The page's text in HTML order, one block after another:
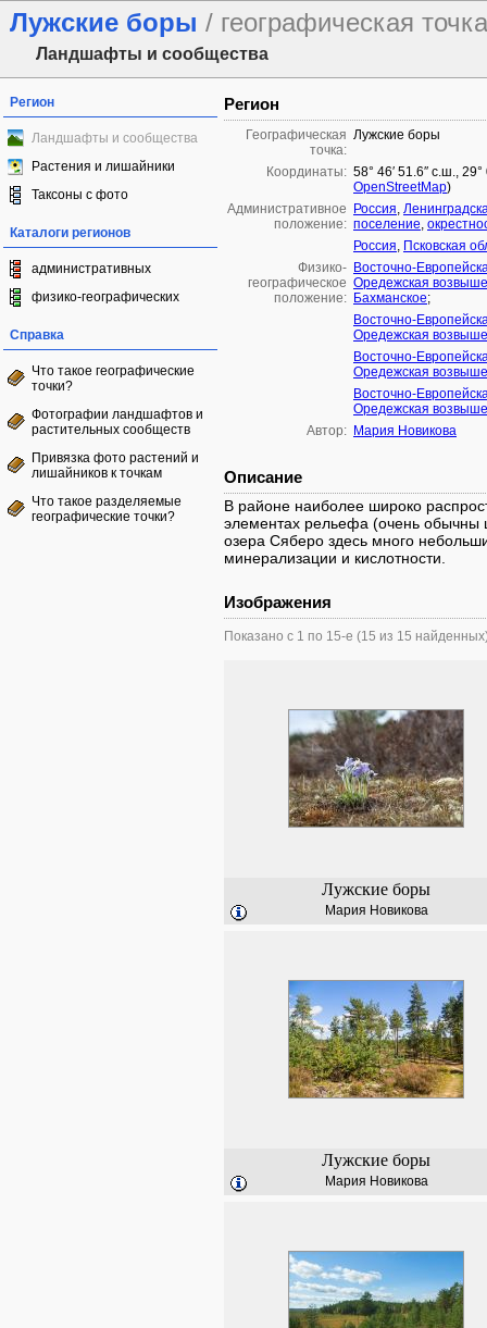
Лужские боры / географическая точка
Ландшафты и сообщества
Регион
Ландшафты и сообщества
Растения и лишайники
Таксоны с фото
Каталоги регионов
административных
физико-географических
Справка
Что такое географические
точки?
Фотографии ландшафтов и
растительных сообществ
Привязка фото растений и
лишайников к точкам
Что такое разделяемые
географические точки?
Регион
Географическая
точка:
Лужские боры
Координаты: 58° 46′ 51.6″ с.ш.,
OpenStreetMap)
Административное
положение:
Россия,
поселение,
Россия, Псковская
Физико-
географическое
положение:
Восточно-
Оредежская
Бахманское;
Восточно-
Оредежская
Восточно-
Оредежская
Восточно-
Оредежская
Автор: Мария Новикова
Описание
В районе наиболее широко
элементах рельефа (очень обычны
озера Сяберо здесь много
минерализации и кислотности.
Изображения
Показано с 1 по 15-е (15 из 15
Лужские боры
Мария Новикова
Лужские боры
Мария Новикова